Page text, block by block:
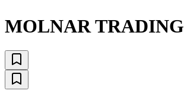
MOLNAR TRADING